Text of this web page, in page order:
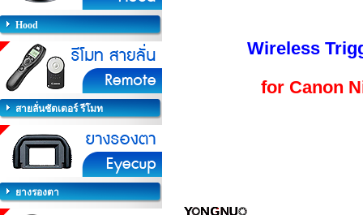
Hood
สายลั่นชัตเตอร์ รีโมท
ยางรองตา
Wireless
for Canon